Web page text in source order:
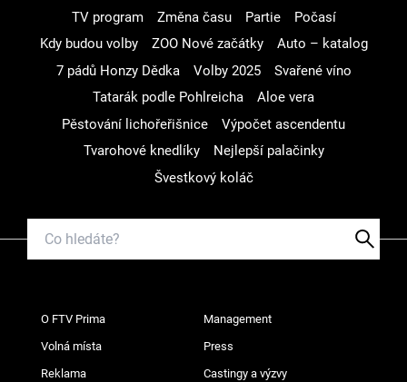
TV program
Změna času Partie
Počasí
Kdy budou volby
ZOO Nové začátky
Auto – katalog
7 pádů Honzy Dědka
Volby 2025
Svařené víno
Tatarák podle Pohlreicha
Aloe vera
Pěstování lichořeřišnice
Výpočet ascendentu
Tvarohové knedlíky
Nejlepší palačinky
Švestkový koláč
O FTV Prima Management
Volná místa Press
Reklama Castingy a výzvy